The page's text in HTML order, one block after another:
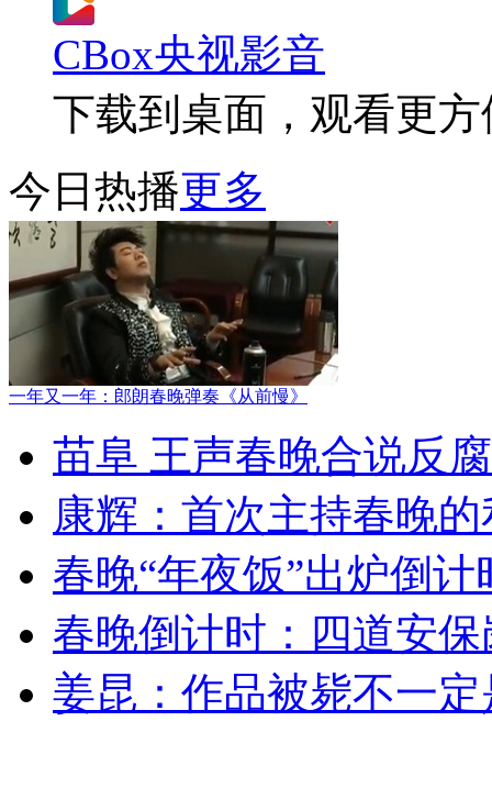
CBox央视影音
下载到桌面，观看更方
今日热播更多
一年又一年：郎朗春晚弹奏《从前慢》
苗阜 王声春晚合说反
康辉：首次主持春晚
春晚“年夜饭”出炉倒计
春晚倒计时：四道安
姜昆：作品被毙不一